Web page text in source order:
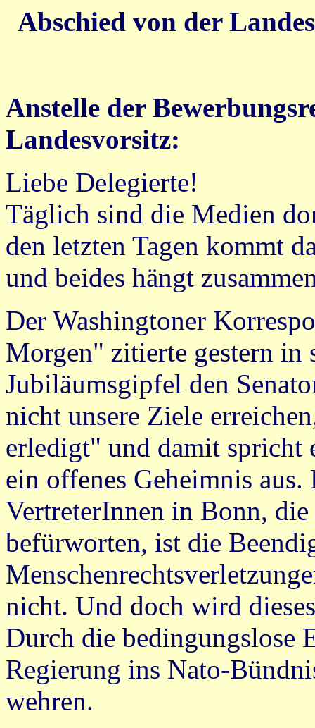
Abschied von der
Anstelle der
Landesvorsitz:
Liebe Delegierte!
Täglich sind die Medien
den letzten Tagen kommt
und beides hängt
Der Washingtoner
Morgen" zitierte gestern in
Jubiläumsgipfel den
nicht unsere Ziele
erledigt" und damit spricht
ein offenes Geheimnis aus.
VertreterInnen in Bonn,
befürworten, ist die
nicht. Und doch wird
Durch die bedingungslose
Regierung ins Nato-
wehren.